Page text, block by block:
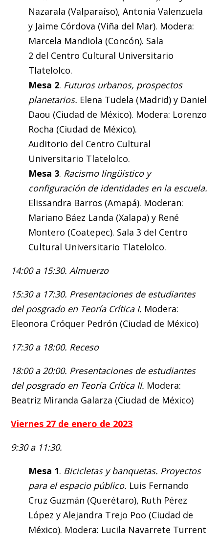
Nazarala (Valparaíso), Antonia Valenzuela
y Jaime Córdova (Viña del Mar). Modera:
Marcela Mandiola (Concón). Sala
2 del Centro Cultural Universitario
Tlatelolco.
Mesa 2. Futuros urbanos, prospectos
planetarios. Elena Tudela (Madrid) y Daniel
Daou (Ciudad de México). Modera: Lorenzo
Rocha (Ciudad de México).
Auditorio del Centro Cultural
Universitario Tlatelolco.
Mesa 3. Racismo lingüístico y
configuración de identidades en la escuela.
Elissandra Barros (Amapá). Moderan:
Mariano Báez Landa (Xalapa) y René
Montero (Coatepec). Sala 3 del Centro
Cultural Universitario Tlatelolco.
14:00 a 15:30. Almuerzo
15:30 a 17:30. Presentaciones de estudiantes
del posgrado en Teoría Crítica I. Modera:
Eleonora Cróquer Pedrón (Ciudad de México)
17:30 a 18:00. Receso
18:00 a 20:00. Presentaciones de estudiantes
del posgrado en Teoría Crítica II. Modera:
Beatriz Miranda Galarza (Ciudad de México)
Viernes 27 de enero de 2023
9:30 a 11:30.
Mesa 1. Bicicletas y banquetas. Proyectos
para el espacio público. Luis Fernando
Cruz Guzmán (Querétaro), Ruth Pérez
López y Alejandra Trejo Poo (Ciudad de
México). Modera: Lucila Navarrete Turrent